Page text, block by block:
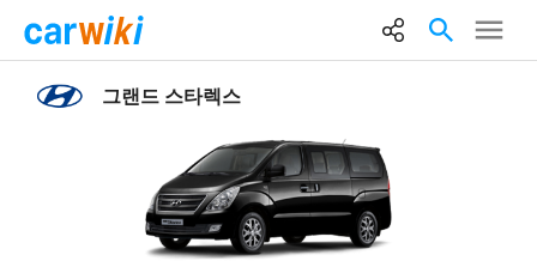
그랜드 스타렉스